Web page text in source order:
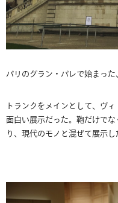
パリのグラン・パレで始まった、
トランクをメインとして、ヴ
面白い展示だった。鞄だけで
り、現代のモノと混ぜて展示